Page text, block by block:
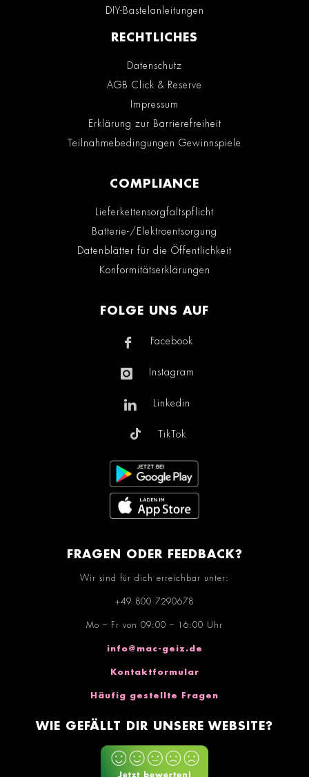
DIY-Bastelanleitungen
RECHTLICHES
Datenschutz
AGB Click & Reserve
Impressum
Erklärung zur Barrierefreiheit
Teilnahmebedingungen Gewinnspiele
COMPLIANCE
Lieferkettensorgfaltspflicht
Batterie-/Elektroentsorgung
Datenblätter für die Öffentlichkeit
Konformitätserklärungen
FOLGE UNS AUF
Facebook
Instagram
Linkedin
TikTok
FRAGEN ODER FEEDBACK?
Wir sind für dich erreichbar unter:
+49 800 7290678
Mo – Fr von 09:00 – 16:00 Uhr
info@mac-geiz.de
Kontaktformular
Häufig gestellte Fragen
WIE GEFÄLLT DIR UNSERE WEBSITE?